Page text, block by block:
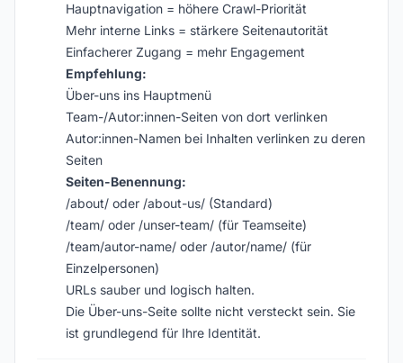
Hauptnavigation = höhere Crawl-Priorität
Mehr interne Links = stärkere Seitenautorität
Einfacherer Zugang = mehr Engagement
Empfehlung:
Über-uns ins Hauptmenü
Team-/Autor:innen-Seiten von dort verlinken
Autor:innen-Namen bei Inhalten verlinken zu deren
Seiten
Seiten-Benennung:
/about/ oder /about-us/ (Standard)
/team/ oder /unser-team/ (für Teamseite)
/team/autor-name/ oder /autor/name/ (für
Einzelpersonen)
URLs sauber und logisch halten.
Die Über-uns-Seite sollte nicht versteckt sein. Sie
ist grundlegend für Ihre Identität.